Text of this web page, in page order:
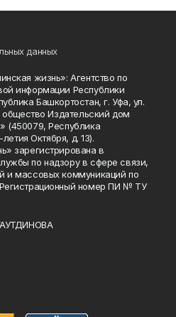
данных
жизнь»: Агентство по
информации Республики
Башкортостан, г. Уфа, ул.
Издательский дом
(450079, Республика
Октября, д. 13).
зарегистрирована в
по надзору в сфере связи,
и массовых коммуникаций по
номер ПИ № ТУ